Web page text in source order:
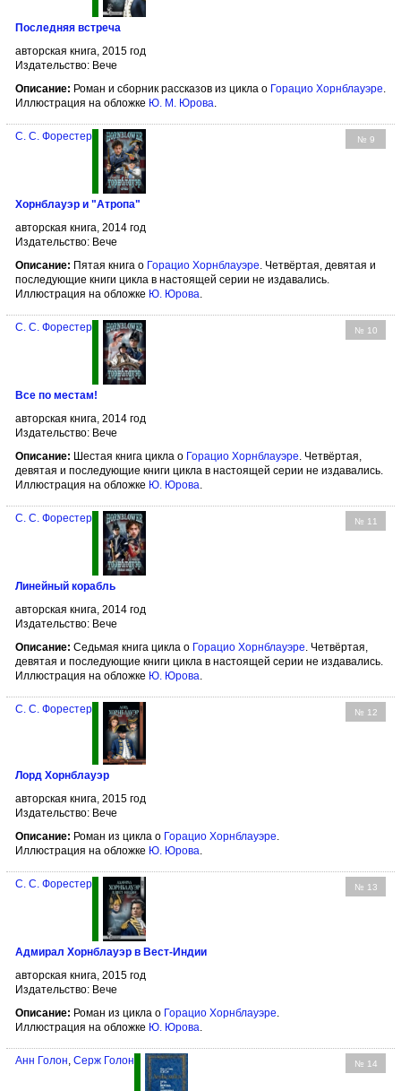
Последняя встреча
авторская книга, 2015 год
Издательство: Вече
Описание: Роман и сборник рассказов из цикла о Горацио Хорнблауэре.
Иллюстрация на обложке Ю. М. Юрова.
№ 9
С. С. Форестер
Хорнблауэр и "Атропа"
авторская книга, 2014 год
Издательство: Вече
Описание: Пятая книга о Горацио Хорнблауэре. Четвёртая, девятая и
последующие книги цикла в настоящей серии не издавались.
Иллюстрация на обложке Ю. Юрова.
№ 10
С. С. Форестер
Все по местам!
авторская книга, 2014 год
Издательство: Вече
Описание: Шестая книга цикла о Горацио Хорнблауэре. Четвёртая,
девятая и последующие книги цикла в настоящей серии не издавались.
Иллюстрация на обложке Ю. Юрова.
№ 11
С. С. Форестер
Линейный корабль
авторская книга, 2014 год
Издательство: Вече
Описание: Седьмая книга цикла о Горацио Хорнблауэре. Четвёртая,
девятая и последующие книги цикла в настоящей серии не издавались.
Иллюстрация на обложке Ю. Юрова.
№ 12
С. С. Форестер
Лорд Хорнблауэр
авторская книга, 2015 год
Издательство: Вече
Описание: Роман из цикла о Горацио Хорнблауэре
Иллюстрация на обложке Ю. Юрова
№ 13
С. С. Форестер
Адмирал Хорнблауэр в Вест-Индии
авторская книга, 2015 год
Издательство: Вече
Описание: Роман из цикла о Горацио Хорнблауэре
Иллюстрация на обложке Ю. Юрова
№ 14
Анн Голон Серж Голон